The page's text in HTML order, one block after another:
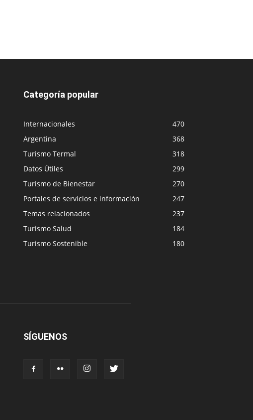
Categoría popular
Internacionales
470
Argentina
368
Turismo Termal
318
Datos Útiles
299
Turismo de Bienestar
270
Portales de servicios e información
247
Temas relacionados
237
Turismo Salud
184
Turismo Sostenible
180
SÍGUENOS